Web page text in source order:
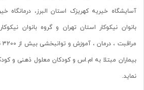
آسایشگاه خیریه کهریزک استان البرز، درمانگاه
بانوان نیکوکار استان تهران و گروه بانوان
بیماران مبتلا به ام.اس و کودکان معلول ذهنی و
نماید.